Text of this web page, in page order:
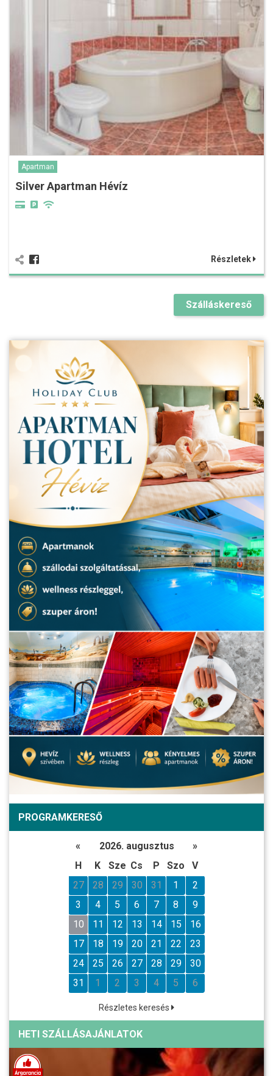
Apartman
Silver Apartman Hévíz
Részletek
Szálláskereső
PROGRAMKERESŐ
« 2026. augusztus
»
H
K Sze Cs P Szo
V
27
28 29 30 31 1
2
3
4 5 6 7 8
9
10
11 12 13 14 15
16
17
18 19 20 21 22
23
24
25 26 27 28 29
30
31
1 2 3 4 5 6
Részletes keresés
HETI SZÁLLÁSAJÁNLATOK